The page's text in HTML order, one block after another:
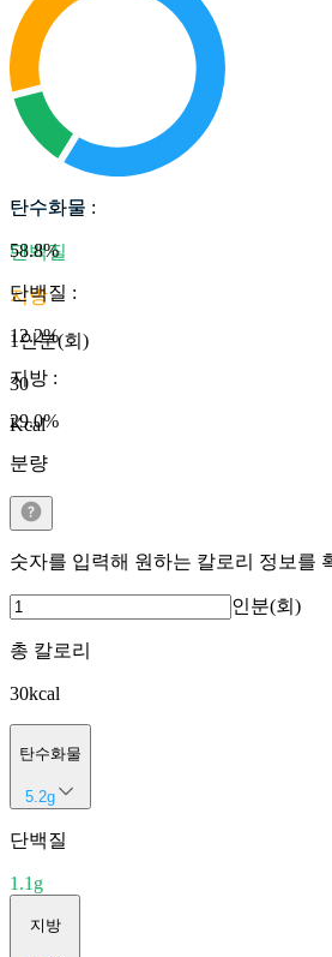
탄수화물
단백질
지방
1인분(회)
30
Kcal
탄수화물 :
58.8%
단백질 :
12.2%
지방 :
29.0%
분량
숫자를 입력해 원하는 칼로리 정보를
인분(회)
총 칼로리
30kcal
탄수화물
5.2g
단백질
1.1 g
지방